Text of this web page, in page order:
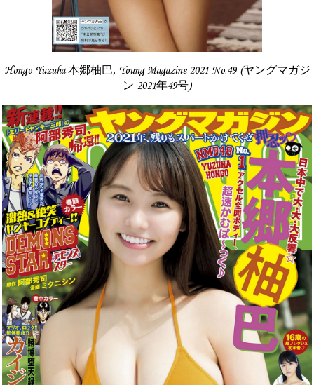
Hongo Yuzuha 本郷柚巴, Young Magazine 2021 No.49 (ヤングマガジ
ン 2021年49号)